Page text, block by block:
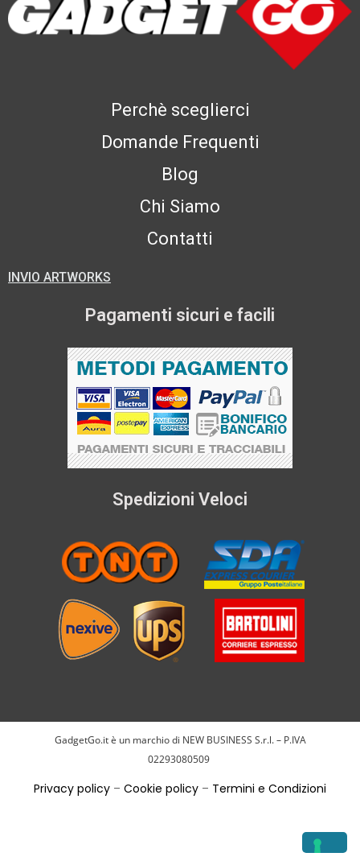
Perchè sceglierci
Domande Frequenti
Blog
Chi Siamo
Contatti
INVIO ARTWORKS
Pagamenti sicuri e facili
Spedizioni Veloci
GadgetGo.it è un marchio di NEW BUSINESS S.r.l. – P.IVA
02293080509
Privacy policy – Cookie policy – Termini e Condizioni